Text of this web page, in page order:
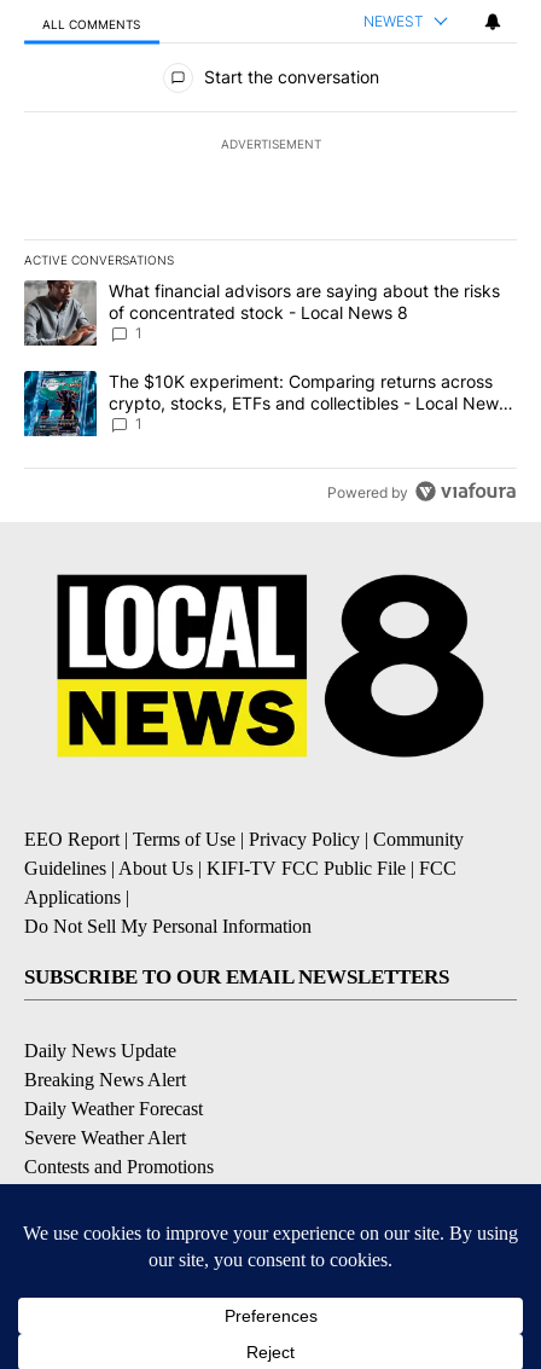
ALL COMMENTS NEWEST
All Comments
Start the conversation
ADVERTISEMENT
ACTIVE CONVERSATIONS
The following is a list of the most commented articles in the last
A trending article titled "What financial advisors are saying
What financial advisors are saying about the risks
of concentrated stock - Local News 8
1
A trending article titled "The $10K experiment: Comparing
The $10K experiment: Comparing returns across
crypto, stocks, ETFs and collectibles - Local News
8
1
Powered by
EEO Report | Terms of Use | Privacy Policy | Community
Guidelines | About Us | KIFI-TV FCC Public File | FCC
Applications |
Do Not Sell My Personal Information
SUBSCRIBE TO OUR EMAIL NEWSLETTERS
Daily News Update
Breaking News Alert
Daily Weather Forecast
Severe Weather Alert
Contests and Promotions